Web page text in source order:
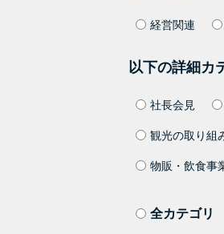
経営関連
以下の詳細カ
社長会見
観光の取り組
物販・飲食事
全カテゴリ